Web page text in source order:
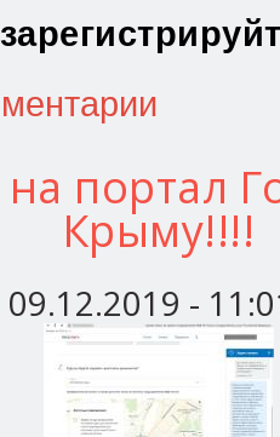
портал
Крыму!!!!
09.12.2019 -